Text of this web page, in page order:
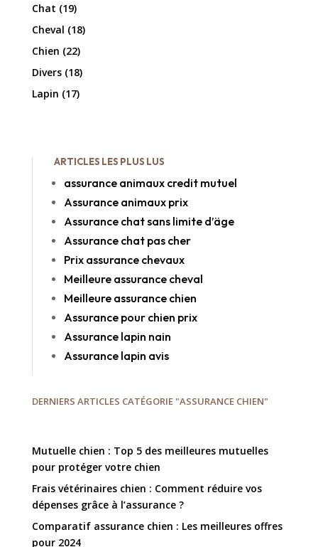
Chat (19)
Cheval (18)
Chien (22)
Divers(18)
Lapin (17)
ARTICLES LES PLUS LUS
assurance animaux credit mutuel
Assurance animaux prix
Assurance chat sans limite d’äge
Assurance chat pas cher
Prix assurance chevaux
Meilleure assurance cheval
Meilleure assurance chien
Assurance pour chien prix
Assurance lapin nain
Assurance lapin avis
DERNIERS ARTICLES CATÉGORIE "ASSURANCE CHIEN"
Mutuelle chien : Top 5 des meilleures mutuelles
pour protéger votre chien
Frais vétérinaires chien : Comment réduire vos
dépenses grâce à l’assurance ?
Comparatif assurance chien : Les meilleures offres
pour 2024